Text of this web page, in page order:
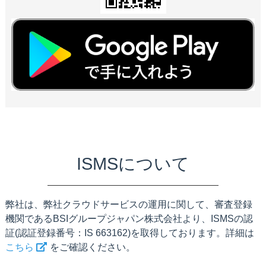
ISMSについて
弊社は、弊社クラウドサービスの運用に関して、審査登録
機関であるBSIグループジャパン株式会社より、ISMSの認
証(認証登録番号：IS 663162)を取得しております。詳細は
こちら
をご確認ください。